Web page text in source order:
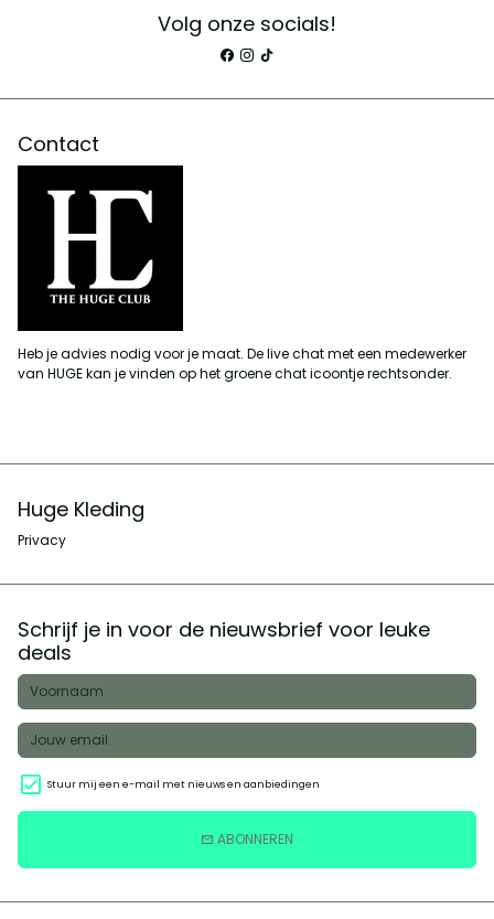
Volg onze socials!
Contact
Heb je advies nodig voor je maat. De live chat met een medewerker
van HUGE kan je vinden op het groene chat icoontje rechtsonder.
Huge Kleding
Privacy
Schrijf je in voor de nieuwsbrief voor leuke
deals
Stuur mij een e-mail met nieuws en aanbiedingen
email ABONNEREN